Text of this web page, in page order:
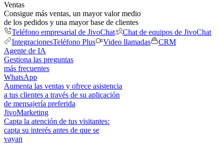
Ventas
Consigue más ventas, un mayor valor medio
de los pedidos y una mayor base de clientes
Teléfono empresarial de JivoChat
Chat de equipos de JivoChat
IntegracionesTeléfono Plus Video llamadas
CRM
Agente de IA
Gestiona las preguntas
más frecuentes
WhatsApp
Aumenta las ventas y ofrece asistencia
a tus clientes a través de su aplicación
de mensajería preferida
JivoMarketing
Capta la atención de tus visitantes:
capta su interés antes de que se
vayan